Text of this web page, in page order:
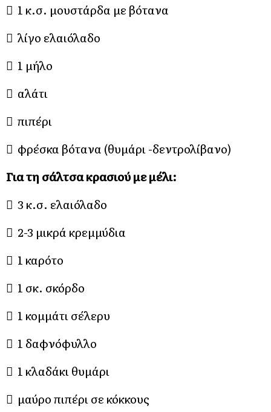
 1 κ.σ. μουστάρδα με βότανα
 λίγο ελαιόλαδο
 1 μήλο
 αλάτι
 πιπέρι
 φρέσκα βότανα (θυμάρι -δεντρολίβανο)
Για τη σάλτσα κρασιού με μέλι:
 3 κ.σ. ελαιόλαδο
 2-3 μικρά κρεμμύδια
 1 καρότο
 1 σκ. σκόρδο
 1 κομμάτι σέλερυ
 1 δαφνόφυλλο
 1 κλαδάκι θυμάρι
 μαύρο πιπέρι σε κόκκους